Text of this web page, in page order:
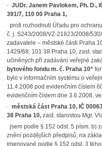
· JUDr. Janem Pavlokem, Ph. D.,
391/7, 110 00 Praha 1,
proti rozhodnutí Úřadu pro
č. j. S243/2008/VZ-21823/2008/
zadavatele – městské části Praha
1429/68, 101 38 Praha 10, zast.
učiněných při zadávání veřejné
bytového fondu m. č. Praha 10“
bylo v informačním systému o
11.4.2008 pod evidenčním číslem
evidenčním číslem dne 3.6.2008,
· městská část Praha 10, IČ
38 Praha10, zast. starostou Mgr.
jsem podle § 152 odst. 5 písm. b)
znění pozdějších předpisů, na
jmenované podle § 152 odst. 3